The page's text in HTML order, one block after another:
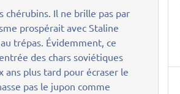
chérubins. Il ne brille pas par
prospérait avec Staline
trépas. Évidemment, ce
des chars soviétiques
plus tard pour écraser le
pas le jupon comme